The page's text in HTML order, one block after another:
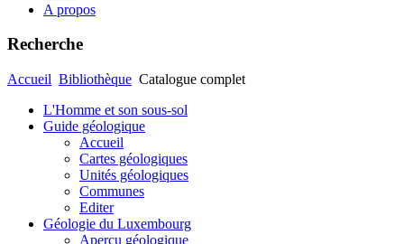
A propos
Recherche
Accueil Bibliothèque Catalogue complet
L'Homme et son sous-sol
Guide géologique
Accueil
Cartes géologiques
Unités géologiques
Communes
Editer
Géologie du Luxembourg
Aperçu géologique